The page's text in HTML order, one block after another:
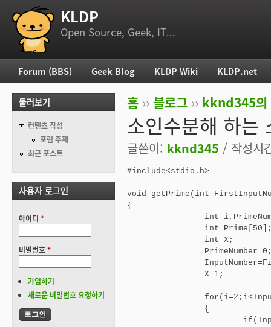
부 메뉴 KLDP
Open Source, Geek, IT...
현재 위치
홈 ›› 블로그 ›› kknd345의
소인수분해 하는
글쓴이: kknd345 / 작성시
#include<stdio.h>
void getPrime(int
{
주 메뉴
Forum (BBS) Geek Blog KLDP Wiki KLDP.net
둘러보기
컨텐츠 작성
포럼 주제
최근 포스트
사용자 로그인
아이디 *
비밀번호*
가입하기
새로운 비밀번호 요청하기